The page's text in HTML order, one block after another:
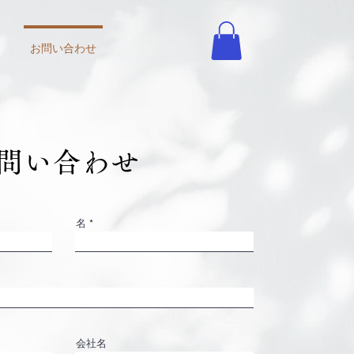
お問い合わせ
い合わせ
名
会社名